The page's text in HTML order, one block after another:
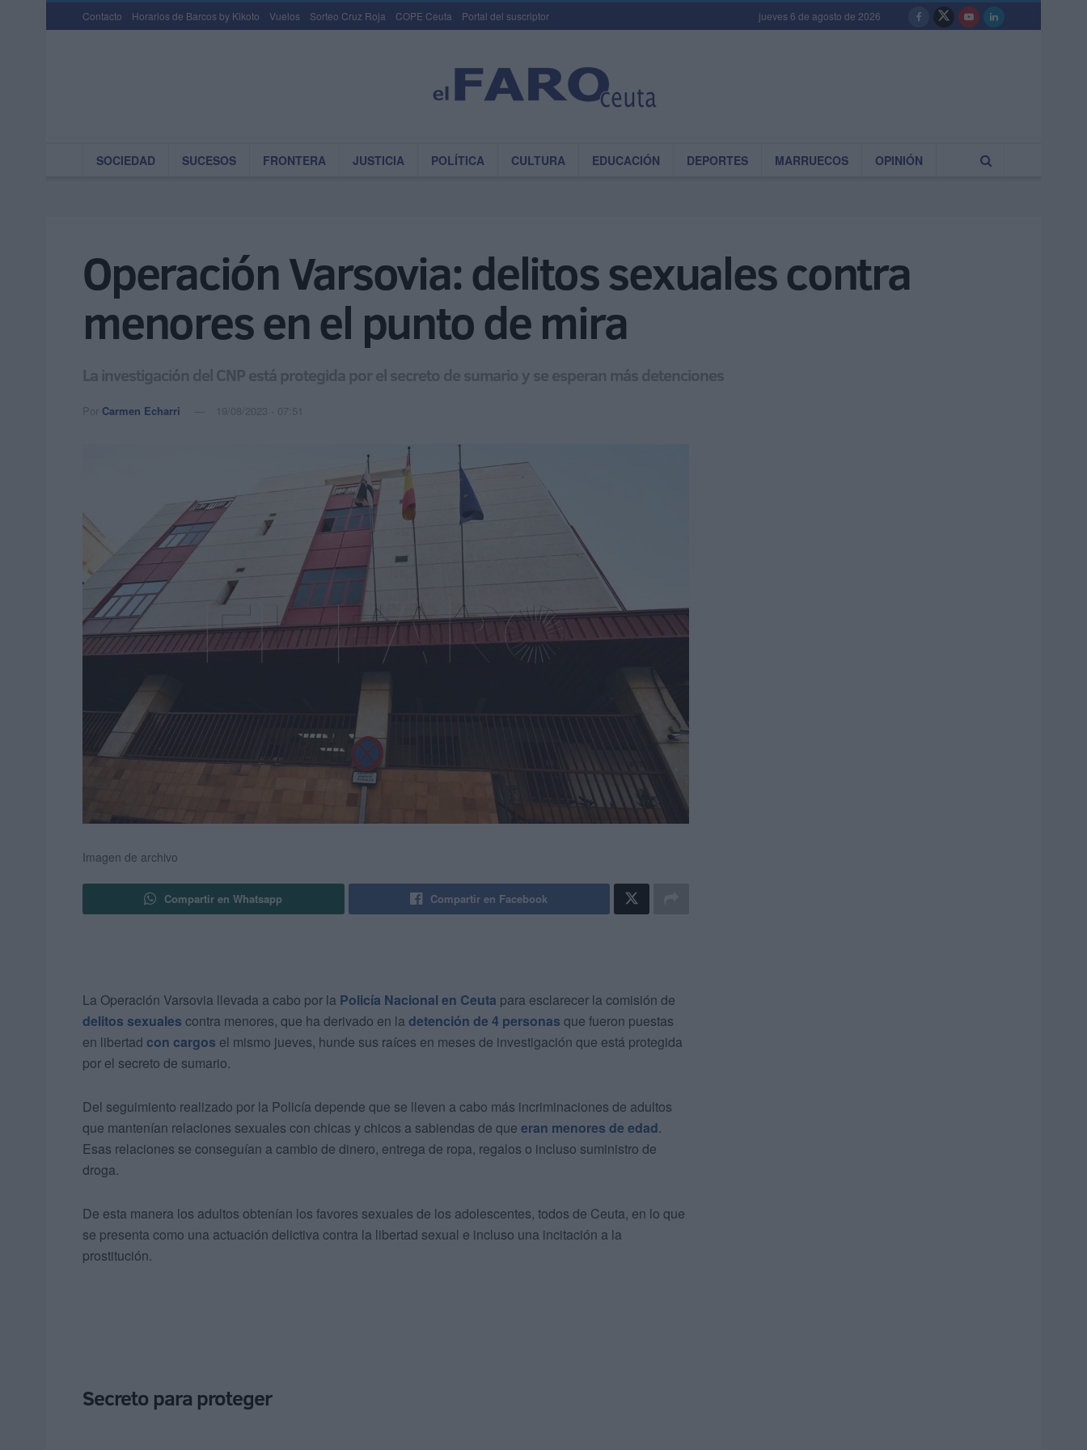
Contacto Horarios de Barcos by Kikoto Vuelos Sorteo Cruz Roja COPE Ceuta Portal del suscriptor jueves 6 de agosto de 2026
SOCIEDAD SUCESOS FRONTERA JUSTICIA POLÍTICA CULTURA EDUCACIÓN DEPORTES MARRUECOS OPINIÓN
Operación Varsovia: delitos sexuales contra
menores en el punto de mira
La investigación del CNP está protegida por el secreto de sumario y se esperan más detenciones
Por Carmen Echarri 19/08/2023 - 07:51
Imagen de archivo
Compartir en Whatsapp Compartir en Facebook
La Operación Varsovia llevada a cabo por la Policía Nacional en Ceuta para esclarecer la comisión de
delitos sexuales contra menores, que ha derivado en la detención de 4 personas que fueron puestas
en libertad con cargos el mismo jueves, hunde sus raíces en meses de investigación que está protegida
por el secreto de sumario.
Del seguimiento realizado por la Policía depende que se lleven a cabo más incriminaciones de adultos
que mantenían relaciones sexuales con chicas y chicos a sabiendas de que eran menores de edad.
Esas relaciones se conseguían a cambio de dinero, entrega de ropa, regalos o incluso suministro de
droga.
De esta manera los adultos obtenían los favores sexuales de los adolescentes, todos de Ceuta, en lo que
se presenta como una actuación delictiva contra la libertad sexual e incluso una incitación a la
prostitución.
Secreto para proteger